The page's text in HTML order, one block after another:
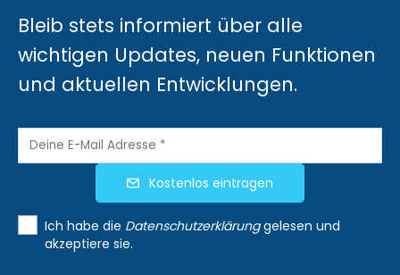
Bleib stets informiert über alle
wichtigen Updates, neuen Funktionen
und aktuellen Entwicklungen.
Kostenlos eintragen
Ich habe die Datenschutzerklärung gelesen und
akzeptiere sie.